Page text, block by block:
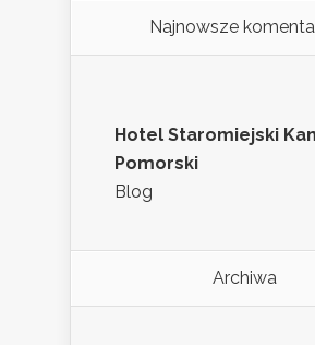
Najnowsze
Hotel Staromiejski
Pomorski
Blog
Archiwa